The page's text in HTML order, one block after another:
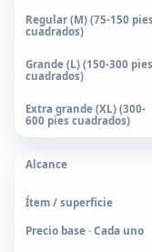
Precio base · Cada uno